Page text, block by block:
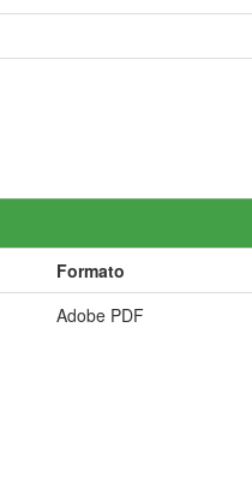
Formato
Adobe PDF